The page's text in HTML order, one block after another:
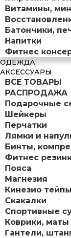
Витамины,
Батончики,
Напитки
Фитнес
ОДЕЖДА
АКСЕССУАРЫ
ВСЕ ТОВАРЫ
РАСПРОДАЖА
Подарочные
Шейкеры
Перчатки
Лямки и
Бинты,
Фитнес
Пояса
Магнезия
Кинезио тейпы
Скакалки
Спортивные
Коврики, маты
Гантели,